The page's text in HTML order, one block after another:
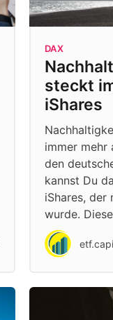
DAX
steckt
iShares
immer mehr
den
kannst Du
iShares, der
wurde.